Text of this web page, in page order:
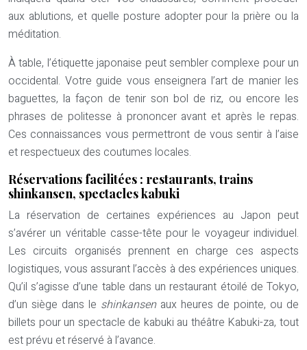
aux ablutions, et quelle posture adopter pour la prière ou la
méditation.
À table, l’étiquette japonaise peut sembler complexe pour un
occidental. Votre guide vous enseignera l’art de manier les
baguettes, la façon de tenir son bol de riz, ou encore les
phrases de politesse à prononcer avant et après le repas.
Ces connaissances vous permettront de vous sentir à l’aise
et respectueux des coutumes locales.
Réservations facilitées : restaurants, trains
shinkansen, spectacles kabuki
La réservation de certaines expériences au Japon peut
s’avérer un véritable casse-tête pour le voyageur individuel.
Les circuits organisés prennent en charge ces aspects
logistiques, vous assurant l’accès à des expériences uniques.
Qu’il s’agisse d’une table dans un restaurant étoilé de Tokyo,
d’un siège dans le shinkansen aux heures de pointe, ou de
billets pour un spectacle de kabuki au théâtre Kabuki-za, tout
est prévu et réservé à l’avance.